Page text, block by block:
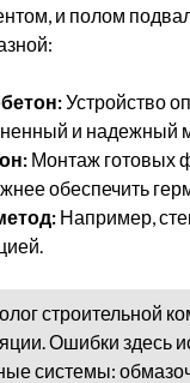
и полом
Устройство
и надежный
Монтаж готовых
обеспечить
Например,
строительной
Ошибки здесь
системы: